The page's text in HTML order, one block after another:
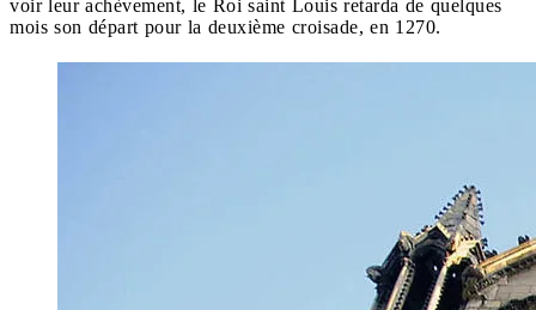
voir leur achèvement, le Roi saint Louis retarda de quelques
mois son départ pour la deuxième croisade, en 1270.